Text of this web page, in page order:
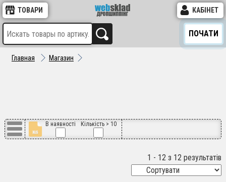
ТОВАРИ КАБІНЕТ
ПОЧАТИ
Главная Магазин
В наявності Кількість > 10
1 - 12 з 12 результатів